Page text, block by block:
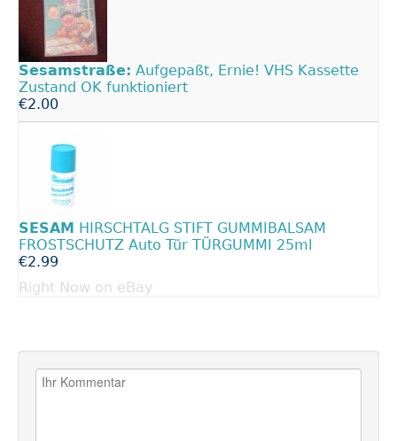
Sesamstraße: Aufgepaßt, Ernie! VHS Kassette
Zustand OK funktioniert
€2.00
SESAM HIRSCHTALG STIFT GUMMIBALSAM
FROSTSCHUTZ Auto Tür TÜRGUMMI 25ml
€2.99
Right Now on eBay